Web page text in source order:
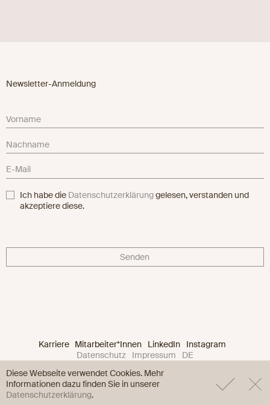
Newsletter-Anmeldung
Ich habe die Datenschutzerklärunggelesen, verstanden und
akzeptiere diese.
Senden
Karriere Mitarbeiter*Innen LinkedIn
Instagram
Datenschutz
Impressum
DE
Diese Webseite verwendet Cookies. Mehr
Informationen dazu finden Sie in unserer
Datenschutzerklärung.